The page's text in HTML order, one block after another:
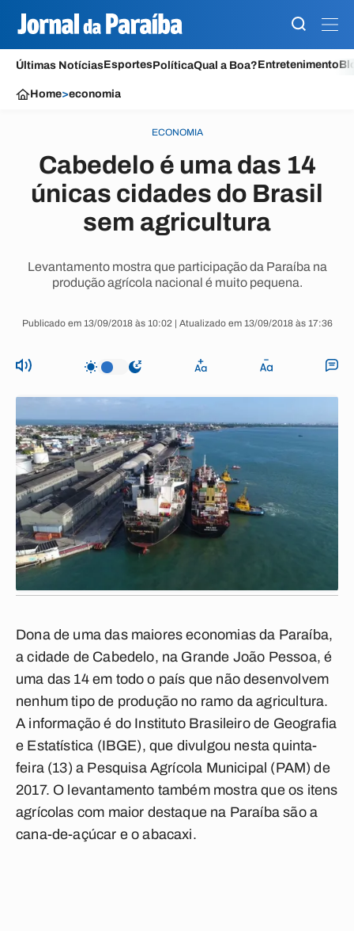
Últimas NotíciasEsportesPolíticaQual a Boa?Entretenimento
Home>economia
ECONOMIA
Cabedelo é uma das 14
únicas cidades do Brasil
sem agricultura
Levantamento mostra que participação da Paraíba na
produção agrícola nacional é muito pequena.
Publicado em 13/09/2018 às 10:02 | Atualizado em 13/09/2018 às 17:36
Dona de uma das maiores economias da Paraíba,
a cidade de Cabedelo, na Grande João Pessoa, é
uma das 14 em todo o país que não desenvolvem
nenhum tipo de produção no ramo da agricultura.
A informação é do Instituto Brasileiro de Geografia
e Estatística (IBGE), que divulgou nesta quinta-
feira (13) a Pesquisa Agrícola Municipal (PAM) de
2017. O levantamento também mostra que os itens
agrícolas com maior destaque na Paraíba são a
cana-de-açúcar e o abacaxi.